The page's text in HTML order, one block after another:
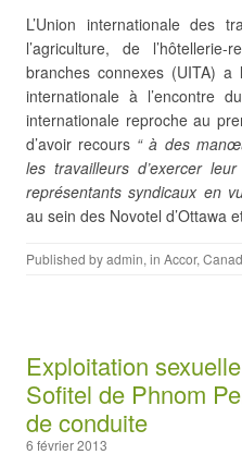
L’Union internationale des
l’agriculture, de
branches connexes (UITA) a
internationale à l’encontre
internationale reproche au
d’avoir recours “ à des
les travailleurs d’exercer
représentants syndicaux en
au sein des Novotel d’Ottawa
Published byadmin, in Accor,
Exploitation
Sofitel de Phnom
de conduite
6 février 2013